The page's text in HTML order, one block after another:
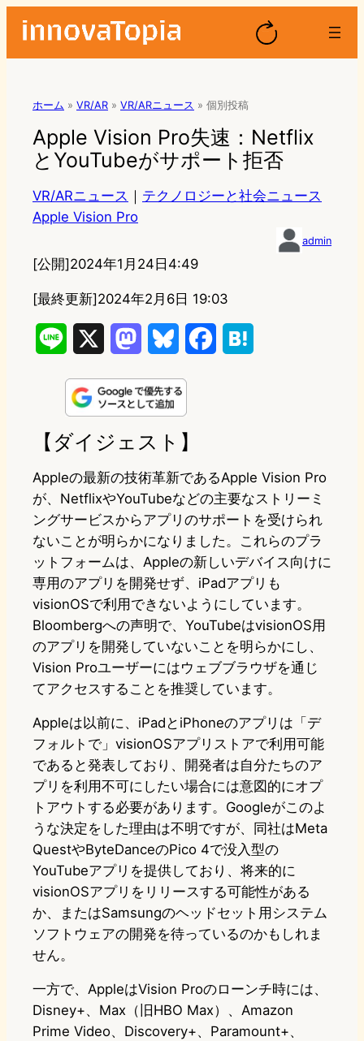
ホーム » VR/AR » VR/ARニュース » 個別投稿
Apple Vision Pro失速：Netflix
とYouTubeがサポート拒否
VR/ARニュース ｜ テクノロジーと社会ニュース
Apple Vision Pro
admin
[公開]2024年1月24日4:49
[最終更新]2024年2月6日 19:03
n
e
s
d
o
n
u
e
k
y
o
o
k
a
【ダイジェスト】
Appleの最新の技術革新であるApple Vision Pro
が、NetflixやYouTubeなどの主要なストリーミ
ングサービスからアプリのサポートを受けられ
ないことが明らかになりました。これらのプラ
ットフォームは、Appleの新しいデバイス向けに
専用のアプリを開発せず、iPadアプリも
visionOSで利用できないようにしています。
Bloombergへの声明で、YouTubeはvisionOS用
のアプリを開発していないことを明らかにし、
Vision Proユーザーにはウェブブラウザを通じ
てアクセスすることを推奨しています。
Appleは以前に、iPadとiPhoneのアプリは「デ
フォルトで」visionOSアプリストアで利用可能
であると発表しており、開発者は自分たちのア
プリを利用不可にしたい場合には意図的にオプ
トアウトする必要があります。Googleがこのよ
うな決定をした理由は不明ですが、同社はMeta
QuestやByteDanceのPico 4で没入型の
YouTubeアプリを提供しており、将来的に
visionOSアプリをリリースする可能性がある
か、またはSamsungのヘッドセット用システム
ソフトウェアの開発を待っているのかもしれま
せん。
一方で、AppleはVision Proのローンチ時には、
Disney+、Max（旧HBO Max）、Amazon
Prime Video、Discovery+、Paramount+、